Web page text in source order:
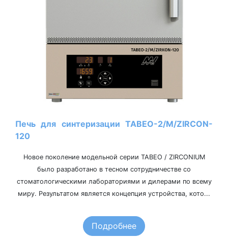
Печь для синтеризации TABEO-2/M/ZIRСON-
120
Новое поколение модельной серии TABEO / ZIRCONIUM
было разработано в тесном сотрудничестве со
стоматологическими лабораториями и дилерами по всему
миру. Результатом является концепция устройства, кото...
Подробнее